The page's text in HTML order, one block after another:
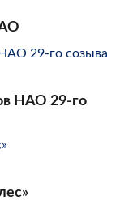
НАО 29-го